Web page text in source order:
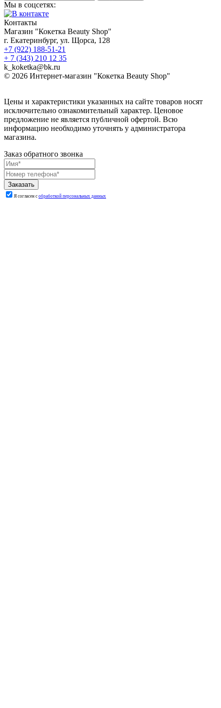
Мы в соцсетях:
Контакты
Магазин "Кокетка Beauty Shop"
г. Екатеринбург, ул. Щорса, 128
+7 (922) 188-51-21
+ 7 (343) 210 12 35
k_koketka@bk.ru
© 2026 Интернет-магазин "Кокетка Beauty Shop"
Цены и характеристики указанных на сайте товаров носят
исключительно ознакомительный характер. Ценовое
предложение не является публичной офертой. Всю
информацию необходимо уточнять у администратора
магазина.
Заказ обратного звонка
Я согласен с обработкой персональных данных